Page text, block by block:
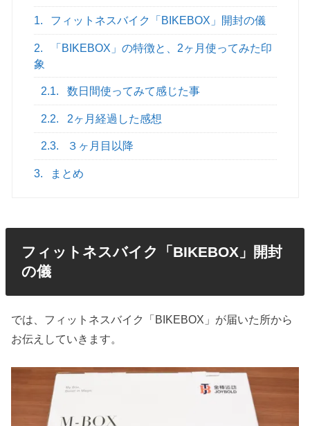
1. フィットネスバイク「BIKEBOX」開封の儀
2.
「BIKEBOX」の特徴と、2ヶ月使ってみた印
象
2.1. 数日間使ってみて感じた事
2.2. 2ヶ月経過した感想
2.3. ３ヶ月目以降
3. まとめ
フィットネスバイク「BIKEBOX」開封
の儀
では、フィットネスバイク「BIKEBOX」が届いた所から
お伝えしていきます。